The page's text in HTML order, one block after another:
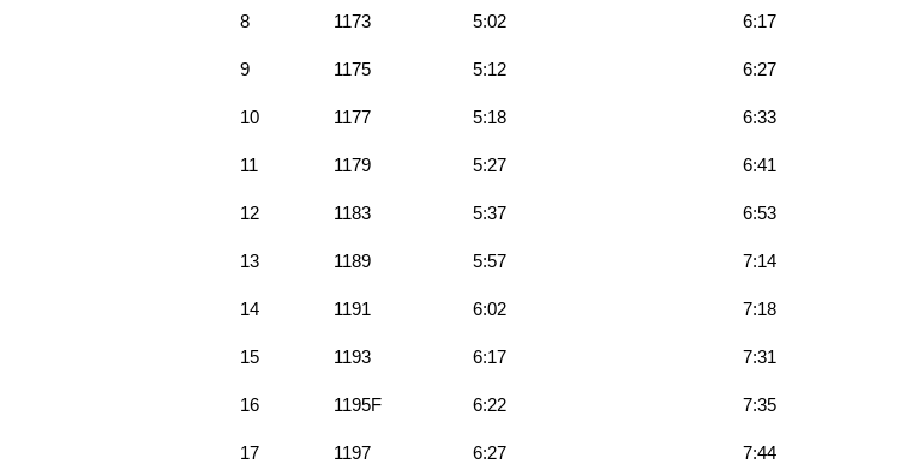
8 1173 5:02 6:17
9 1175 5:12 6:27
10 1177 5:18 6:33
11 1179 5:27 6:41
12 1183 5:37 6:53
13 1189 5:57 7:14
14 1191 6:02 7:18
15 1193 6:17 7:31
16 1195F 6:22 7:35
17 1197 6:27 7:44